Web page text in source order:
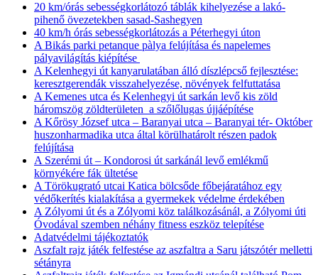
20 km/órás sebességkorlátozó táblák kihelyezése a lakó-
pihenő övezetekben sasad-Sashegyen
40 km/h órás sebességkorlátozás a Péterhegyi úton
A Bikás parki petanque pàlya felújítása és napelemes
pályavilágítás kiépítése
A Kelenhegyi út kanyarulatában álló díszlépcső fejlesztése:
keresztgerendák visszahelyezése, növények felfuttatása
A Kemenes utca és Kelenhegyi út sarkán levő kis zöld
háromszög zöldterületen a szőlőlugas újjáépítése
A Kőrösy József utca – Baranyai utca – Baranyai tér- Október
huszonharmadika utca által körülhatárolt részen padok
felújítása
A Szerémi út – Kondorosi út sarkánál levő emlékmű
környékére fák ültetése
A Törökugrató utcai Katica bölcsőde főbejáratához egy
védőkerítés kialakítása a gyermekek védelme érdekében
A Zólyomi út és a Zólyomi köz találkozásánál, a Zólyomi úti
Óvodával szemben néhány fitness eszköz telepítése
Adatvédelmi tájékoztatók
Aszfalt rajz játék felfestése az aszfaltra a Saru játszótér melletti
sétányra